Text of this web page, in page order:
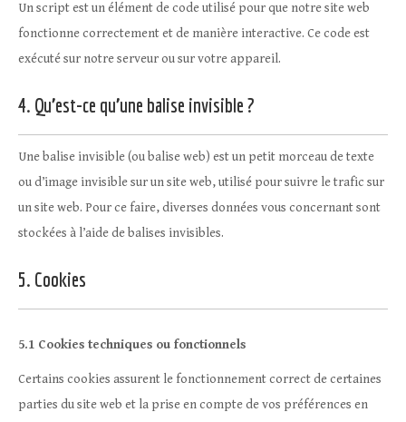
Un script est un élément de code utilisé pour que notre site web
fonctionne correctement et de manière interactive. Ce code est
exécuté sur notre serveur ou sur votre appareil.
4. Qu’est-ce qu’une balise invisible ?
Une balise invisible (ou balise web) est un petit morceau de texte
ou d’image invisible sur un site web, utilisé pour suivre le trafic sur
un site web. Pour ce faire, diverses données vous concernant sont
stockées à l’aide de balises invisibles.
5. Cookies
5.1 Cookies techniques ou fonctionnels
Certains cookies assurent le fonctionnement correct de certaines
parties du site web et la prise en compte de vos préférences en